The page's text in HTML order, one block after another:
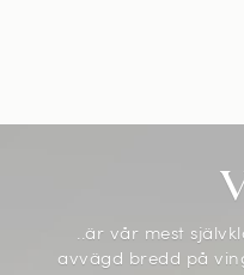
..är vår mest
avvägd bredd på